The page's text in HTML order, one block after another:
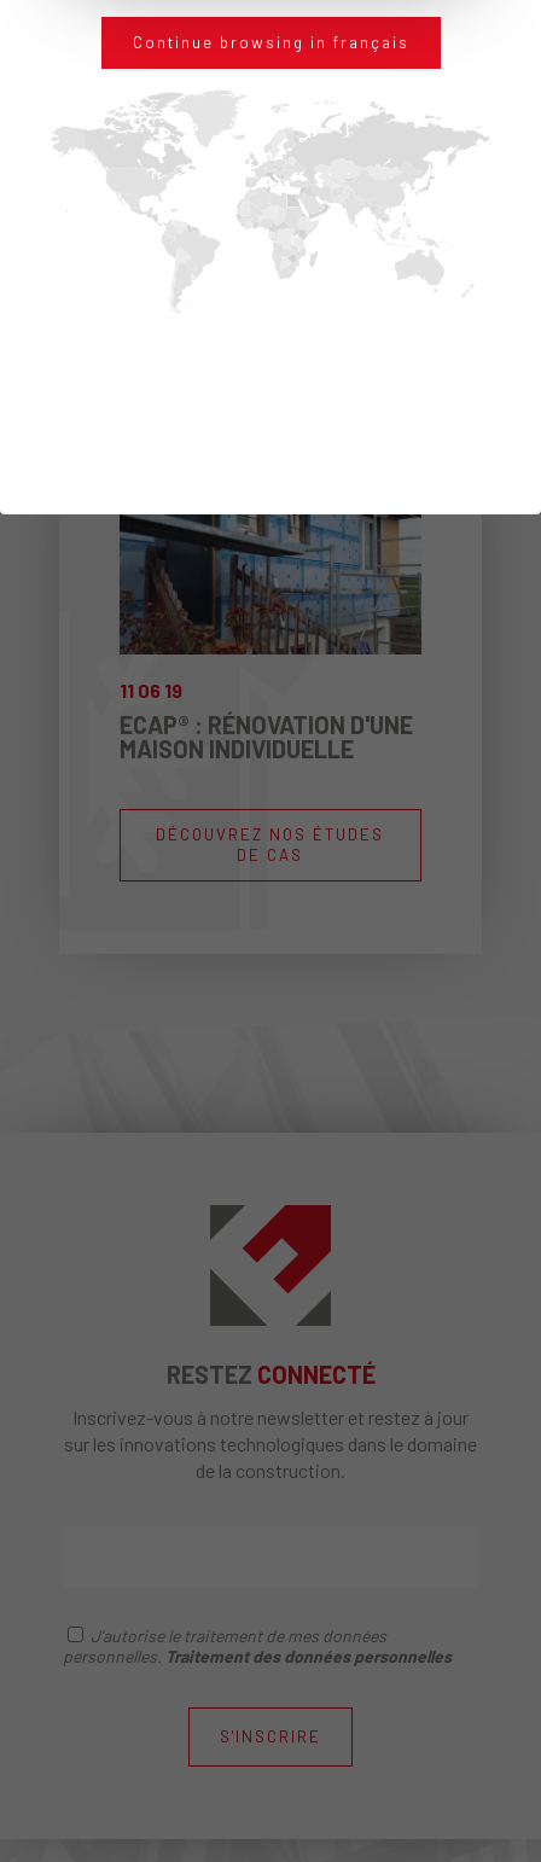
11 06 19
ECAP® : RÉNOVATION D'UNE
MAISON INDIVIDUELLE
DÉCOUVREZ NOS ÉTUDES
DE CAS
RESTEZ CONNECTÉ
Inscrivez-vous à notre newsletter et restez à jour
sur les innovations technologiques dans le domaine
de la construction.
J'autorise le traitement de mes données
personnelles. Traitement des données personnelles
S'INSCRIRE
Continue browsing in français